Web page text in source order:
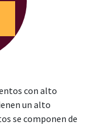
con alto
un alto
se componen de